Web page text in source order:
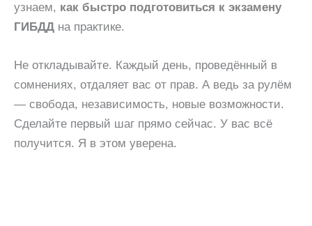
узнаем, как быстро подготовиться к экзамену
ГИБДД на практике.
Не откладывайте. Каждый день, проведённый в
сомнениях, отдаляет вас от прав. А ведь за рулём
— свобода, независимость, новые возможности.
Сделайте первый шаг прямо сейчас. У вас всё
получится. Я в этом уверена.